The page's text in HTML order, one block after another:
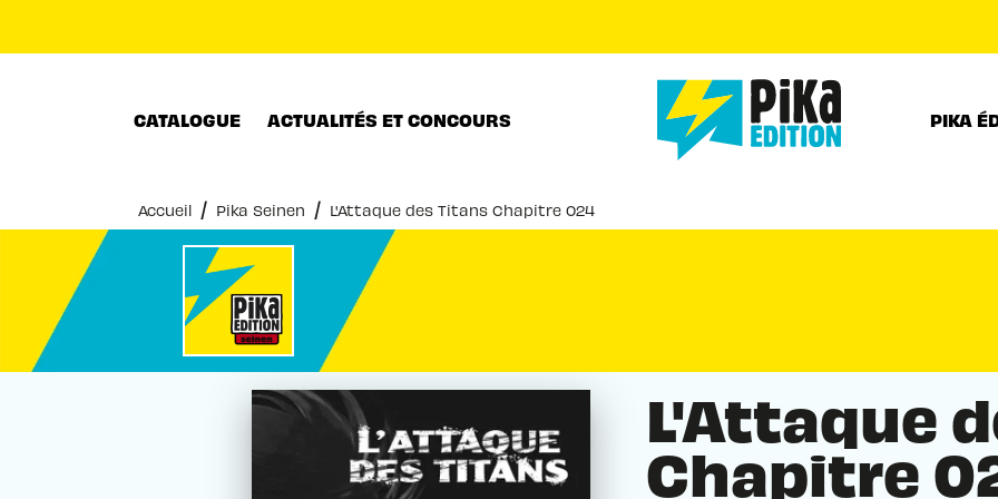
CATALOGUE ACTUALITÉS ET CONCOURS PIKA
Accueil / Pika Seinen / L'Attaque des Titans Chapitre 024
L'Attaque
Chapitre